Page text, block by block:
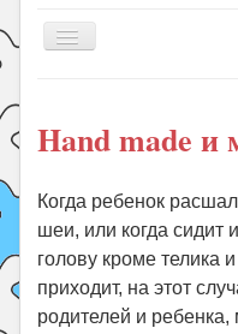
Включить/
Книги
Подготовка к школе
Уроки
ГДЗ
Hand made и
Когда ребенок
шеи, или когда сидит
голову кроме телика
приходит, на этот
родителей и ребенка,